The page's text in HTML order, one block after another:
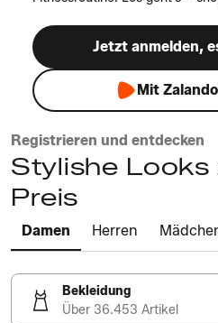
Jetzt anmelden,
Mit
Registrieren und entdecken
Stylishe Looks
Preis
Damen Herren
Bekleidung
Über 36.453 Artikel